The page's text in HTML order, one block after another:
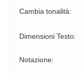
Cambia tonalità:
Dimensioni Testo:
Notazione: